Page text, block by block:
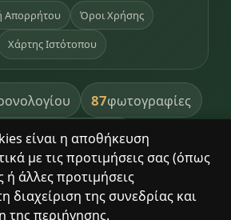
είναι η αποθήκευση
με τις προτιμήσεις σας (όπως
άλλες προτιμήσεις
διαχείριση της συνεδρίας και
της περιήγησης.
Απορρήτου Όροι Χρήσης
Χάρτης Ιστότοπου
87φωτογραφίες
βιβλία βιβλιοθήκης
κληρονομιάς